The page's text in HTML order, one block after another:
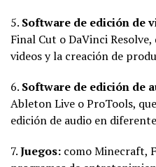
5. Software de edición de
Final Cut o DaVinci
videos y la creación de
6. Software de edición de
Ableton Live o ProTools,
edición de audio en
7.Juegos: como Minecraft,